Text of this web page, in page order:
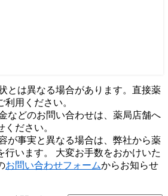
とは異なる場合があります。直接薬
利用ください。
などのお問い合わせは、薬局店舗へ
ださい。
が事実と異なる場合は、弊社から薬
行います。 大変お手数をおかけいた
お問い合わせフォームからお知らせ